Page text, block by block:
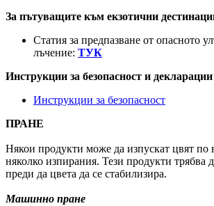
За пътуващите към екзотични
Статия за предпазване от опасното
лъчение: ТУК
Инструкции за безопасност и декларации
Инструкции за безопасност
ПРАНЕ
Някои продукти може да изпускат цвят по
няколко изпирания. Тези продукти трябва
преди да цвета да се стабилизира.
Машинно пране